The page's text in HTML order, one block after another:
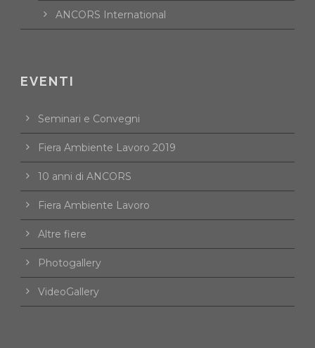
ANCORS International
EVENTI
Seminari e Convegni
Fiera Ambiente Lavoro 2019
10 anni di ANCORS
Fiera Ambiente Lavoro
Altre fiere
Photogallery
VideoGallery